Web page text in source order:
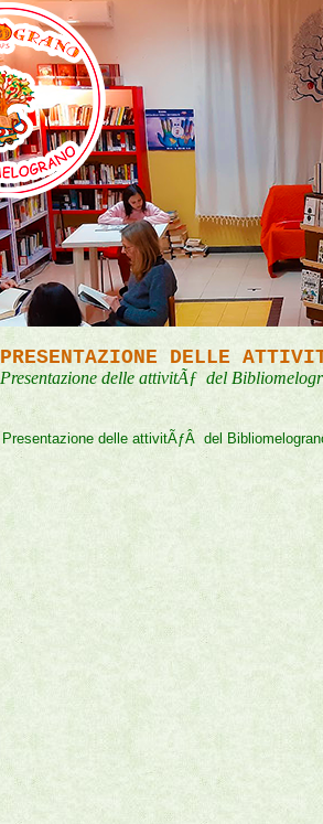
PRESENTAZIONE DELLE
Presentazione delle attivitÃƒ del
Presentazione delle attivitÃƒÂ del